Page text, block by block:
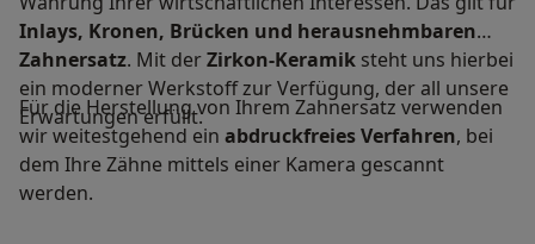
Inlays, Kronen, Brücken und herausnehmbaren
Zahnersatz. Mit derZirkon-Keramik steht uns hierbei
ein moderner Werkstoff zur Verfügung, der all unsere
Erwartungen erfüllt.
Für die Herstellung von Ihrem Zahnersatz verwenden
wir weitestgehend ein abdruckfreies Verfahren, bei
dem Ihre Zähne mittels einer Kamera gescannt
werden.